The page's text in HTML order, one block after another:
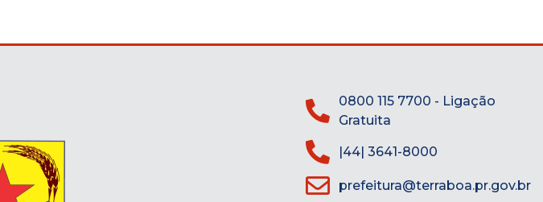
0800 115 7700 - Ligação
Gratuita
|44| 3641-8000
prefeitura@terraboa.pr.gov.br